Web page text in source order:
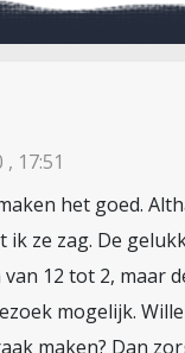
17:51
het goed.
ik ze zag. De
12 tot 2, maar
mogelijk.
maken? Dan